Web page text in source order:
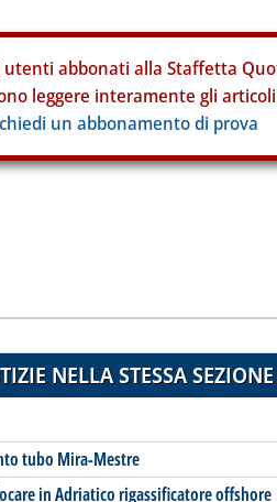
utenti abbonati alla Staffetta
leggere interamente gli
un abbonamento di prova
NELLA STESSA SEZIONE
tubo Mira-Mestre
in Adriatico rigassificatore offshore